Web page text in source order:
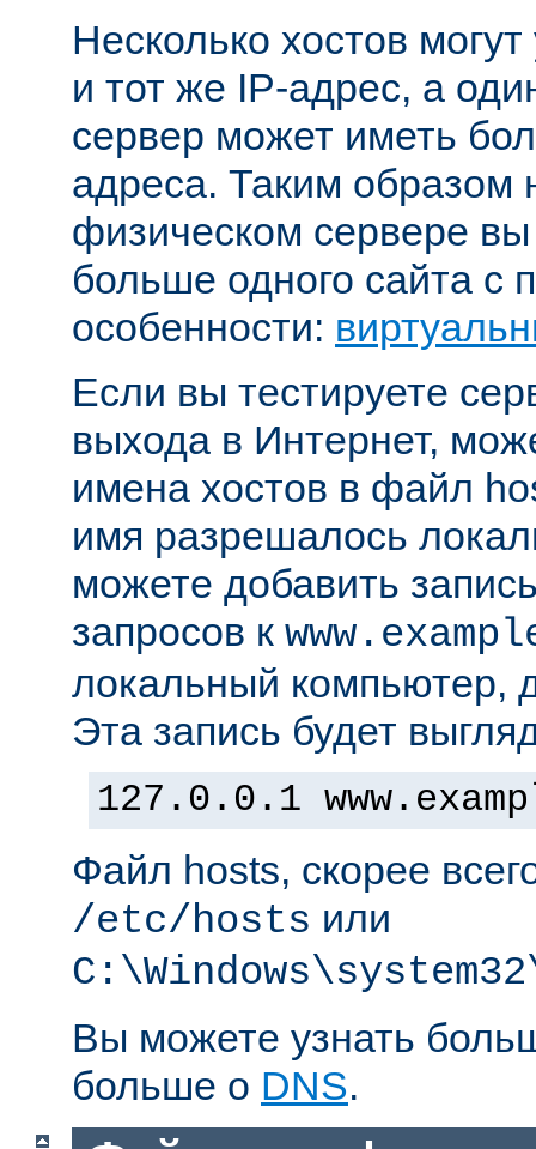
Несколько хостов
и тот же IP-адрес, а
сервер может иметь
адреса. Таким образом
физическом сервере
больше одного сайта с
особенности:
Если вы тестируете
выхода в Интернет,
имена хостов в файл
имя разрешалось
можете добавить
запросов к
локальный компьютер,
Эта запись будет
127.0.0.1
Файл hosts, скорее
/etc/hosts или
Вы можете узнать
больше о DNS.